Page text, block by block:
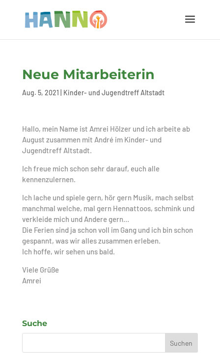
Neue Mitarbeiterin
Aug. 5, 2021 Kinder- und Jugendtreff Altstadt
Hallo, mein Name ist Amrei Hölzer und ich arbeite ab
August zusammen mit André im Kinder- und
Jugendtreff Altstadt.
Ich freue mich schon sehr darauf, euch alle
kennenzulernen.
Ich lache und spiele gern, hör gern Musik, mach selbst
manchmal welche, mal gern Hennattoos, schmink und
verkleide mich und Andere gern…
Die Ferien sind ja schon voll im Gang und ich bin schon
gespannt, was wir alles zusammen erleben.
Ich hoffe, wir sehen uns bald.
Viele Grüße
Amrei
Suche